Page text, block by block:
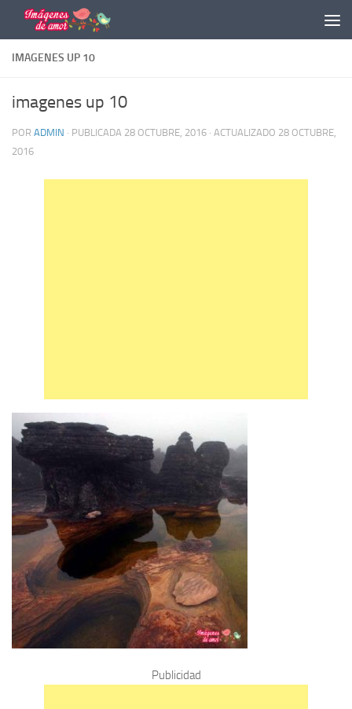
Saltar al contenido
IMAGENES UP 10
imagenes up 10
POR ADMIN · PUBLICADA 28 OCTUBRE, 2016 · ACTUALIZADO 28 OCTUBRE,
2016
Publicidad